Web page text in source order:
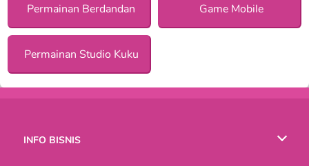
Permainan Berdandan Game Mobile
Permainan Studio Kuku
INFO BISNIS